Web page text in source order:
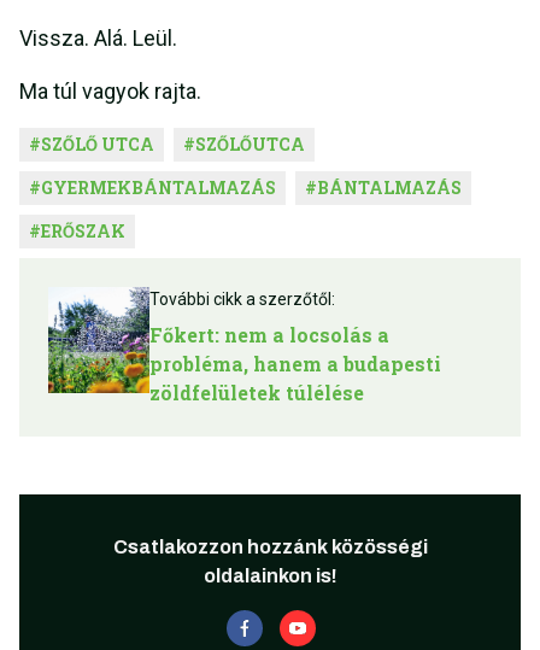
Vissza. Alá. Leül.
Ma túl vagyok rajta.
#SZŐLŐ UTCA #SZŐLŐUTCA
#GYERMEKBÁNTALMAZÁS #BÁNTALMAZÁS
#ERŐSZAK
További cikk a szerzőtől:
Főkert: nem a locsolás a
probléma, hanem a budapesti
zöldfelületek túlélése
Csatlakozzon hozzánk közösségi
oldalainkon is!